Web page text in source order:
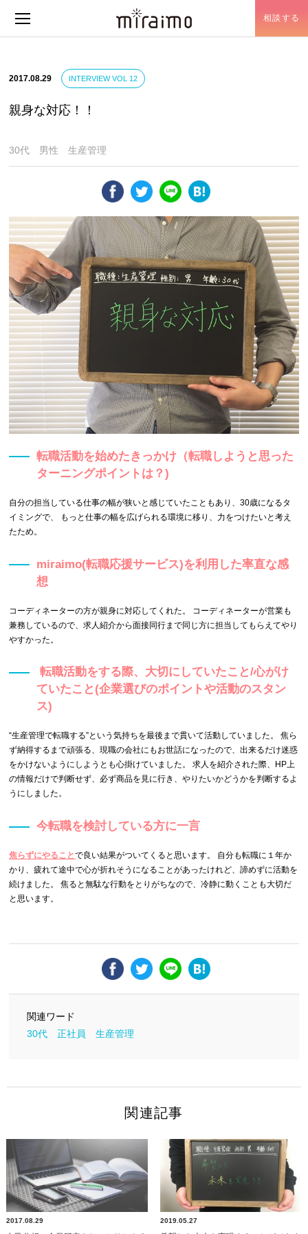
相談する
2017.08.29 INTERVIEW VOL 12
親身な対応！！
30代 男性 生産管理
転職活動を始めたきっかけ（転職しようと思った
ターニングポイントは？)
自分の担当している仕事の幅が狭いと感じていたこともあり、30歳になるタ
イミングで、 もっと仕事の幅を広げられる環境に移り、力をつけたいと考え
たため。
miraimo(転職応援サービス)を利用した率直な感
想
コーディネーターの方が親身に対応してくれた。 コーディネーターが営業も
兼務しているので、求人紹介から面接同行まで同じ方に担当してもらえてやり
やすかった。
転職活動をする際、大切にしていたこと/心がけ
ていたこと(企業選びのポイントや活動のスタン
ス)
“生産管理で転職する”という気持ちを最後まで貫いて活動していました。 焦ら
ず納得するまで頑張る、現職の会社にもお世話になったので、出来るだけ迷惑
をかけないようにしようとも心掛けていました。 求人を紹介された際、HP上
の情報だけで判断せず、必ず商品を見に行き、やりたいかどうかを判断するよ
うにしました。
今転職を検討している方に一言
焦らずにやることで良い結果がついてくると思います。 自分も転職に１年か
かり、疲れて途中で心が折れそうになることがあったけれど、諦めずに活動を
続けました。 焦ると無駄な行動をとりがちなので、冷静に動くことも大切だ
と思います。
関連ワード
30代
正社員 生産管理
関連記事
2017.08.29 2019.05.27